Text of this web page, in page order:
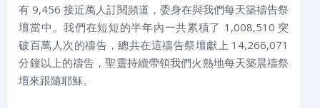
有 9,456 接近萬人訂閱頻道，委身在與我們每天築禱告祭
壇當中。我們在短短的半年內一共累積了 1,008,510 突
破百萬人次的禱告，總共在這禱告祭壇獻上 14,266,071
分鐘以上的禱告，聖靈持續帶領我們火熱地每天築晨禱祭
壇來跟隨耶穌。